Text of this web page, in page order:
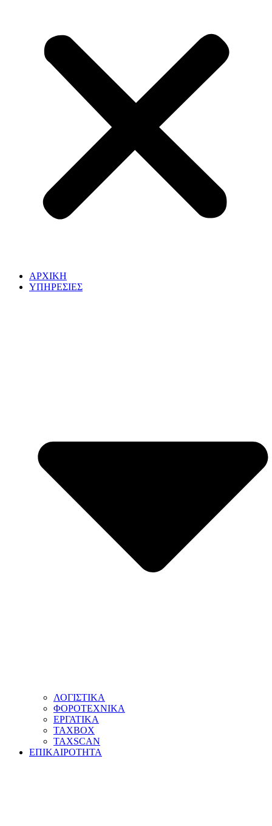
ΑΡΧΙΚΗ
ΥΠΗΡΕΣΙΕΣ
ΛΟΓΙΣΤΙΚΑ
ΦΟΡΟΤΕΧΝΙΚΑ
ΕΡΓΑΤΙΚΑ
TAXBOX
TAXSCAN
ΕΠΙΚΑΙΡΟΤΗΤΑ